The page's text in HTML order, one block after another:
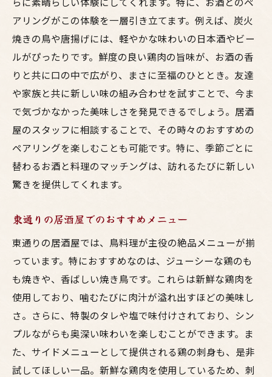
アリングがこの体験を一層引き立てます。例えば、炭火
焼きの鳥や唐揚げには、軽やかな味わいの日本酒やビー
ルがぴったりです。鮮度の良い鶏肉の旨味が、お酒の香
りと共に口の中で広がり、まさに至福のひととき。友達
や家族と共に新しい味の組み合わせを試すことで、今ま
で気づかなかった美味しさを発見できるでしょう。居酒
屋のスタッフに相談することで、その時々のおすすめの
ペアリングを楽しむことも可能です。特に、季節ごとに
替わるお酒と料理のマッチングは、訪れるたびに新しい
驚きを提供してくれます。
東通りの居酒屋でのおすすめメニュー
東通りの居酒屋では、鳥料理が主役の絶品メニューが揃
っています。特におすすめなのは、ジューシーな鶏のも
も焼きや、香ばしい焼き鳥です。これらは新鮮な鶏肉を
使用しており、噛むたびに肉汁が溢れ出すほどの美味し
さ。さらに、特製のタレや塩で味付けされており、シン
プルながらも奥深い味わいを楽しむことができます。ま
た、サイドメニューとして提供される鶏の刺身も、是非
試してほしい一品。新鮮な鶏肉を使用しているため、刺